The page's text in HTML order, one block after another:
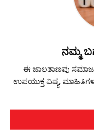
ನಮ್ಮ
ಈ ಜಾಲತಾಣವು
ಉಪಯುಕ್ತ ವಿಷ್ಯ,